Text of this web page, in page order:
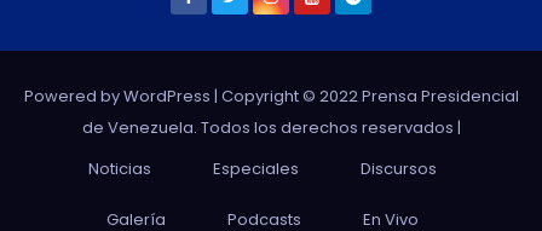
Powered by WordPress | Copyright © 2022 Prensa Presidencial
de Venezuela. Todos los derechos reservados |
Noticias
Especiales Discursos
Galería Podcasts En Vivo